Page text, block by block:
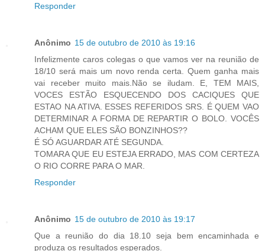
Responder
Anônimo 15 de outubro de 2010 às 19:16
Infelizmente caros colegas o que vamos ver na reunião de
18/10 será mais um novo renda certa. Quem ganha mais
vai receber muito mais.Não se iludam. E, TEM MAIS,
VOCES ESTÃO ESQUECENDO DOS CACIQUES QUE
ESTAO NA ATIVA. ESSES REFERIDOS SRS. É QUEM VAO
DETERMINAR A FORMA DE REPARTIR O BOLO. VOCÊS
ACHAM QUE ELES SÃO BONZINHOS??
É SÓ AGUARDAR ATÉ SEGUNDA.
TOMARA QUE EU ESTEJA ERRADO, MAS COM CERTEZA
O RIO CORRE PARA O MAR.
Responder
Anônimo 15 de outubro de 2010 às 19:17
Que a reunião do dia 18.10 seja bem encaminhada e
produza os resultados esperados.